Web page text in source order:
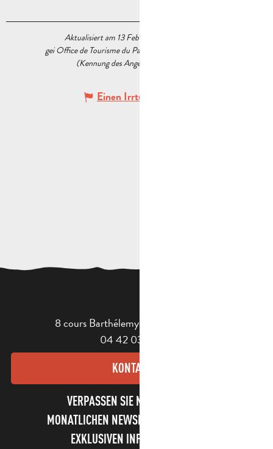
Aktualisiert am 13 Februar 2023 Um 17:46
gei Office de Tourisme du Pays d’Aubagne et de l’Étoile
(Kennung des Angebots :
Einen Irrtum angeben
8 cours Barthélemy - 13400 Aubagne
04 42 03 49 98
KONTAKT
VERPASSEN SIE NICHT UNSEREN
MONATLICHEN NEWSLETTER UND UNSERE
EXKLUSIVEN INFORMATIONEN!